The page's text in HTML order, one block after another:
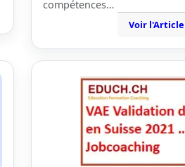
compétences…
Voir l'Article